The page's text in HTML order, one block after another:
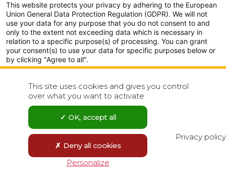
PLAN DU SITE
CONDITION GENERALE D'UTILISATION
CONTACT
This site uses cookies and gives you control
over what you want to activate
OK, accept all
Deny all cookies
Personalize
Privacy policy
This website protects your privacy by adhering to the European
Union General Data Protection Regulation (GDPR). We will not
use your data for any purpose that you do not consent to and
only to the extent not exceeding data which is necessary in
relation to a specific purpose(s) of processing. You can grant
your consent(s) to use your data for specific purposes below or
by clicking "Agree to all".
Agree to all Reject all
Show detailed settings
Visit our Privacy Policy page for more